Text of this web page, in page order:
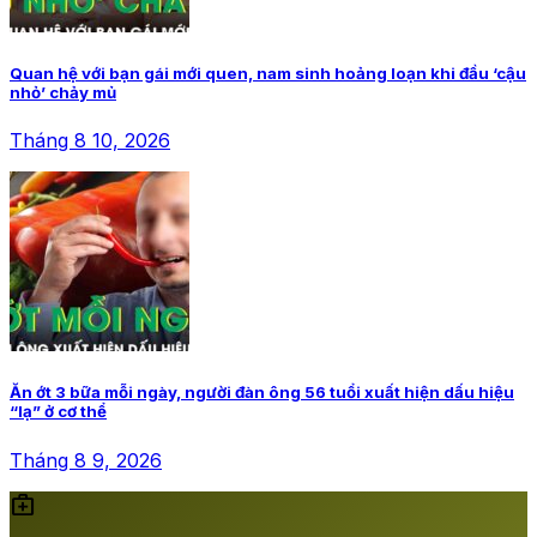
Quan hệ với bạn gái mới quen, nam sinh hoảng loạn khi đầu ‘cậu
nhỏ’ chảy mủ
Tháng 8 10, 2026
Ăn ớt 3 bữa mỗi ngày, người đàn ông 56 tuổi xuất hiện dấu hiệu
“lạ” ở cơ thể
Tháng 8 9, 2026
medical_services